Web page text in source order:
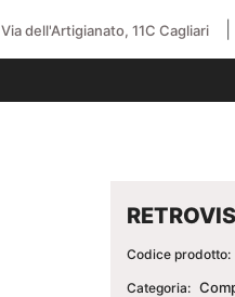
Via dell'Artigianato, 11C Cagliari
Codice prodotto:
Categoria: